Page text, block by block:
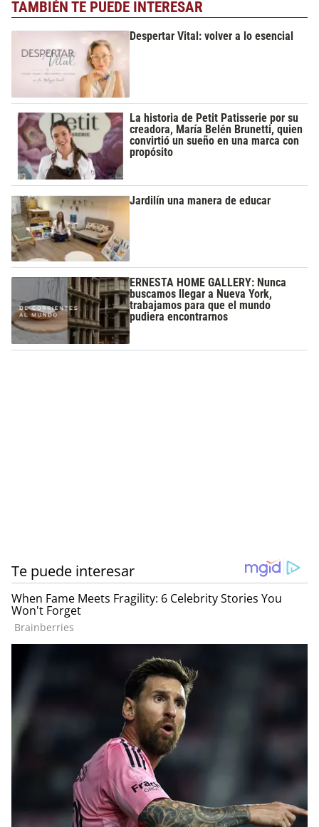
TAMBIÉN TE PUEDE INTERESAR
Despertar Vital: volver a lo esencial
La historia de Petit Patisserie por su
creadora, María Belén Brunetti, quien
convirtió un sueño en una marca con
propósito
Jardilín una manera de educar
ERNESTA HOME GALLERY: Nunca
buscamos llegar a Nueva York,
trabajamos para que el mundo
pudiera encontrarnos